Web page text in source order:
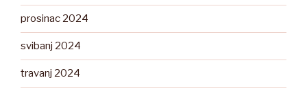
prosinac 2024
svibanj 2024
travanj 2024